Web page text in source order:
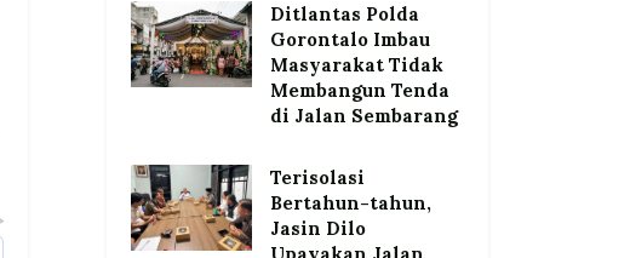
Ditlantas Polda
Gorontalo Imbau
Masyarakat Tidak
Membangun Tenda
di Jalan Sembarang
Terisolasi
Bertahun-tahun,
Jasin Dilo